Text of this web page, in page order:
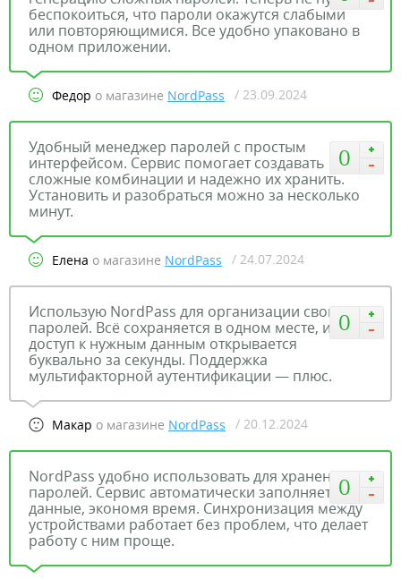
беспокоиться, что пароли окажутся слабыми
или повторяющимися. Все удобно упаковано в
одном приложении.
Федор о магазине NordPass / 23.09.2024
0
Удобный менеджер паролей с простым
интерфейсом. Сервис помогает создавать
сложные комбинации и надежно их хранить.
Установить и разобраться можно за несколько
минут.
Елена о магазине NordPass / 24.07.2024
0
Использую NordPass для организации своих
паролей. Всё сохраняется в одном месте, и
доступ к нужным данным открывается
буквально за секунды. Поддержка
мультифакторной аутентификации — плюс.
Макар о магазине NordPass / 20.12.2024
0
NordPass удобно использовать для хранения
паролей. Сервис автоматически заполняет
данные, экономя время. Синхронизация между
устройствами работает без проблем, что делает
работу с ним проще.